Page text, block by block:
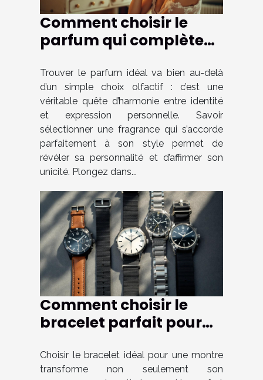
Comment choisir le
parfum qui complète
style ?
Trouver le parfum idéal va bien au-delà
d’un simple choix olfactif : c’est une
véritable quête d’harmonie entre identité
et expression personnelle. Savoir
sélectionner une fragrance qui s’accorde
parfaitement à son style permet de
révéler sa personnalité et d’affirmer son
unicité. Plongez dans...
Comment choisir le
bracelet parfait pour
Choisir le bracelet idéal pour une montre
transforme non seulement son